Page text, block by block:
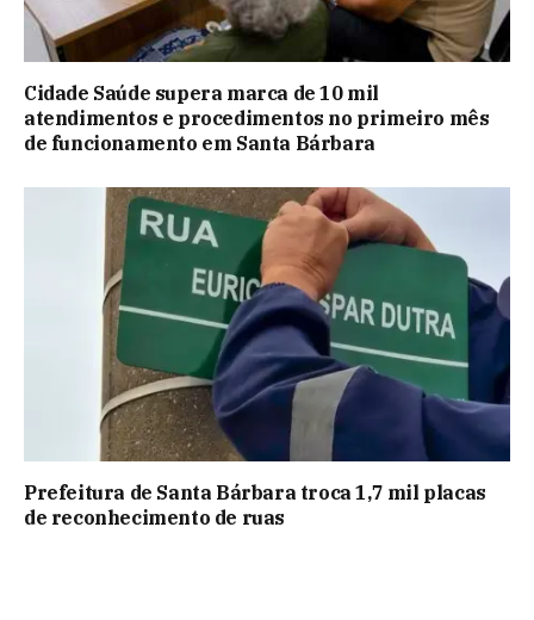
Cidade Saúde supera marca de 10 mil
atendimentos e procedimentos no primeiro mês
de funcionamento em Santa Bárbara
Prefeitura de Santa Bárbara troca 1,7 mil placas
de reconhecimento de ruas